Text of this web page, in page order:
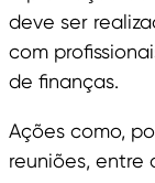
deve ser
com
de finanças.
Ações como,
reuniões, entre